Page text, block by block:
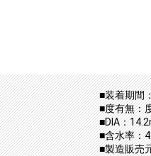
■装着期間
■度有無：
■DIA：
■含水率：
■製造販売